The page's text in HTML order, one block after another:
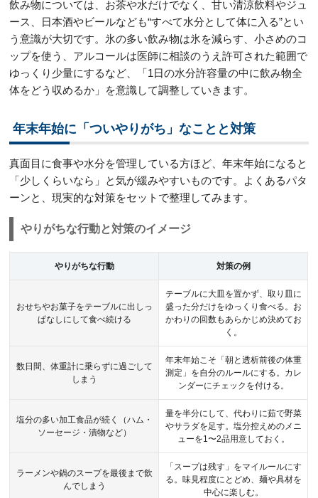
飲み物については、お茶や水だけでなく、甘い清涼飲料やジュ
ース、日本酒やビールなども“すべて水分として体に入る”とい
う意識が大切です。氷の多い飲み物は氷を減らす、小さめのコ
ップを使う、アルコールは医師に相談のうえ許可された範囲で
ゆっくり少量にするなど、「1日の水分許容量の中に飲み物全
体をどう収めるか」を意識して調整していきます。
年末年始に「ついやりがち」なことと対策
真面目に食事や水分を管理している方ほど、年末年始になると
「少しくらいなら」と気が緩みやすいものです。よくあるパタ
ーンと、現実的な対策をセットで整理してみます。
やりがちな行動と対策のイメージ
やりがちな行動 対策の例
おせちやお菓子をテーブルに出しっ
ぱなしにして食べ続ける
テーブルに大皿を置かず、取り皿に
盛った分だけをゆっくり食べる。お
かわりの回数もあらかじめ決めてお
く。
数日間、体重計に乗らずに過ごして
しまう
年末年始こそ「朝と透析前後の体重
測定」を自分のルールにする。カレ
ンダーにチェックを付ける。
塩分の多い加工食品が続く（ハム・
ソーセージ・漬物など）
量を半分にして、代わりに茹で野菜
やサラダを足す。塩分控えめのメニ
ューを1〜2品用意しておく。
ラーメンや鍋のスープを最後まで飲
んでしまう
「スープは残す」をマイルールにす
る。味見程度にとどめ、麺や具材を
中心に楽しむ。